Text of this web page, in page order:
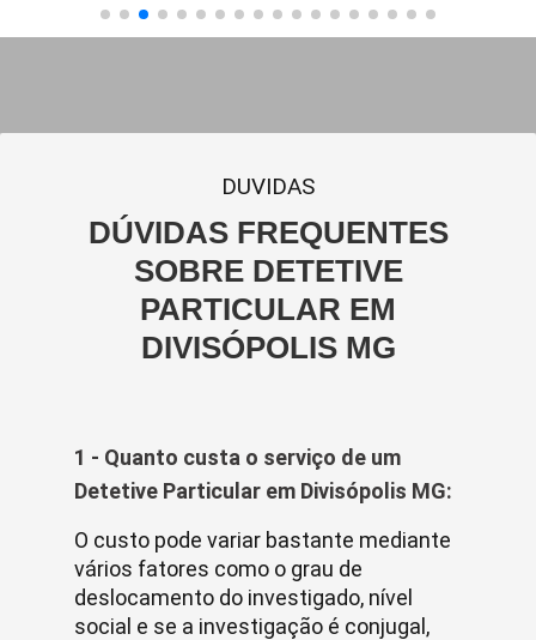
DUVIDAS
DÚVIDAS FREQUENTES
SOBRE DETETIVE
PARTICULAR EM
DIVISÓPOLIS MG
1 - Quanto custa o serviço de um
Detetive Particular em Divisópolis MG:
O custo pode variar bastante mediante
vários fatores como o grau de
deslocamento do investigado, nível
social e se a investigação é conjugal,